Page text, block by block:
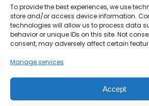
To provide the best experiences, we use
store and/or access device information.
technologies will allow us to process data
behavior or unique IDs on this site. Not
consent, may adversely affect certain
Manage services
Accept